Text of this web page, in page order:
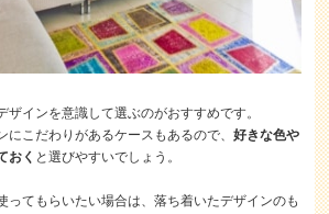
ザインを意識して選ぶのがおすすめです。
にこだわりがあるケースもあるので、好きな色や
おく と選びやすいでしょう。
ってもらいたい場合は、落ち着いたデザインのも